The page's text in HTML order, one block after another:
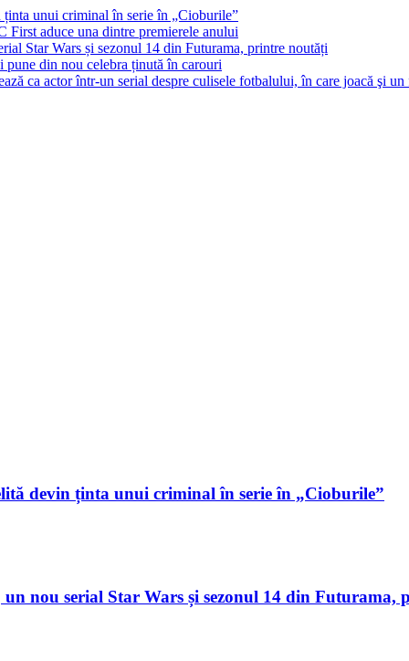
unui criminal în serie în „Cioburile”
First aduce una dintre premierele anului
Star Wars și sezonul 14 din Futurama, printre noutăți
din nou celebra ținută în carouri
ca actor într-un serial despre culisele fotbalului, în care joacă şi
devin ținta unui criminal în serie în „Cioburile”
nou serial Star Wars și sezonul 14 din Futurama,